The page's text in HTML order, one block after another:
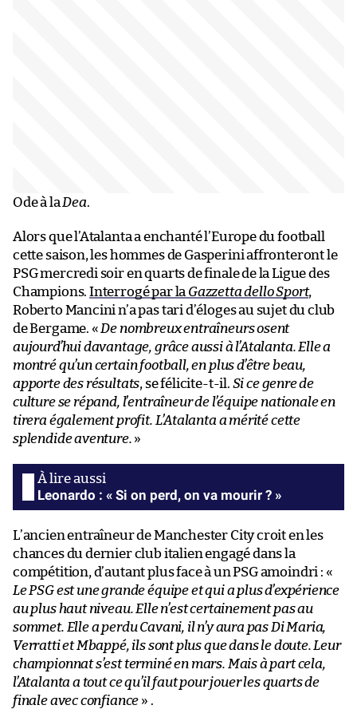
Ode à la Dea.
Alors que l’Atalanta a enchanté l’Europe du football
cette saison, les hommes de Gasperini affronteront le
PSG mercredi soir en quarts de finale de la Ligue des
Champions.Interrogé par la Gazzetta dello Sport,
Roberto Mancini n’a pas tari d’éloges au sujet du club
de Bergame. « De nombreux entraîneurs osent
aujourd’hui davantage, grâce aussi à l’Atalanta. Elle a
montré qu’un certain football, en plus d’être beau,
apporte des résultats, se félicite-t-il. Si ce genre de
culture se répand, l’entraîneur de l’équipe nationale en
tirera également profit. L’Atalanta a mérité cette
splendide aventure. »
Leonardo : « Si on perd, on va mourir ? »
L’ancien entraîneur de Manchester City croit en les
chances du dernier club italien engagé dans la
compétition, d’autant plus face à un PSG amoindri : «
Le PSG est une grande équipe et qui a plus d’expérience
au plus haut niveau. Elle n’est certainement pas au
sommet. Elle a perdu Cavani, il n’y aura pas Di Maria,
Verratti et Mbappé, ils sont plus que dans le doute. Leur
championnat s’est terminé en mars. Mais à part cela,
l’Atalanta a tout ce qu’il faut pour jouer les quarts de
finale avec confiance » .